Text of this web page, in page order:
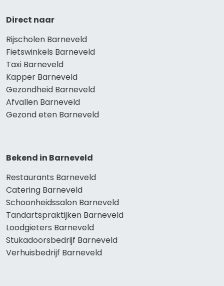
Direct naar
Rijscholen Barneveld
Fietswinkels Barneveld
Taxi Barneveld
Kapper Barneveld
Gezondheid Barneveld
Afvallen Barneveld
Gezond eten Barneveld
Bekend in Barneveld
Restaurants Barneveld
Catering Barneveld
Schoonheidssalon Barneveld
Tandartspraktijken Barneveld
Loodgieters Barneveld
Stukadoorsbedrijf Barneveld
Verhuisbedrijf Barneveld